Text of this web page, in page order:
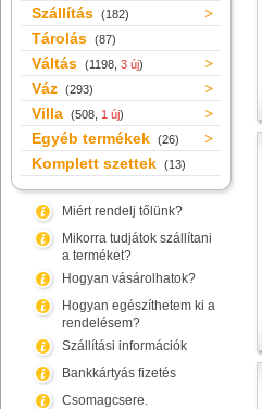
Szállítás (182)
Tárolás (87)
Váltás (1198, 3 új)
Váz (293)
Villa (508, 1 új)
Egyéb termékek (26)
Komplett szettek (13)
Miért rendelj tőlünk?
Mikorra tudjátok szállítani
a terméket?
Hogyan vásárolhatok?
Hogyan egészíthetem ki a
rendelésem?
Szállítási információk
Bankkártyás fizetés
Csomagcsere.